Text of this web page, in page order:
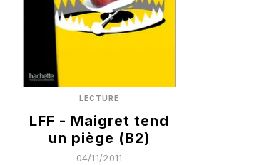
LECTURE
LFF - Maigret tend
un piège (B2)
04/11/2011